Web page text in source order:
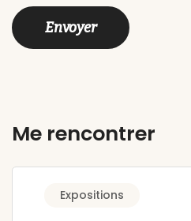
Me rencontrer
Expositions